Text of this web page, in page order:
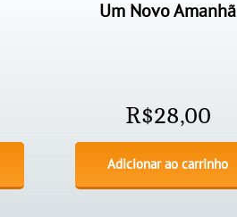
Um Novo Amanhã
R$28,00
Adicionar ao carrinho